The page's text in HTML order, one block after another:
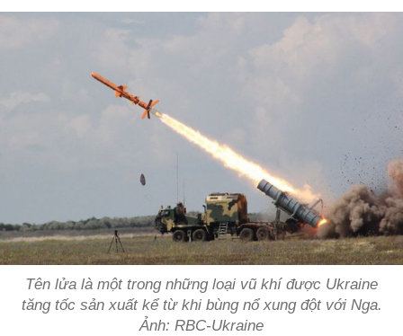
Tên lửa là một trong những loại vũ khí được Ukraine
tăng tốc sản xuất kể từ khi bùng nổ xung đột với Nga.
Ảnh: RBC-Ukraine